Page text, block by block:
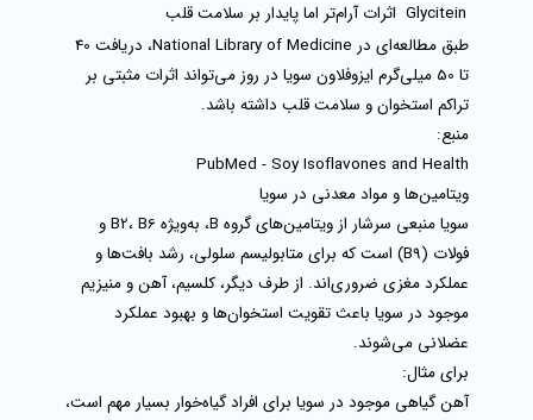
Glycitein اثرات آرام‌تر اما پایدار بر سلامت قلب
طبق مطالعه‌ای در National Library of Medicine
، دریافت 40
تا 50 میلی‌گرم ایزوفلاون سویا در روز می‌تواند اثرات مثبتی بر
تراکم استخوان و سلامت قلب داشته باشد.
منبع:
PubMed - Soy Isoflavones and Health
ویتامین‌ها و مواد معدنی در سویا
سویا منبعی سرشار از ویتامین‌های گروه B، به‌ویژه
B2، B6 و
فولات (B9)
است که برای متابولیسم سلولی، رشد بافت‌ها و
عملکرد مغزی ضروری‌اند. از طرف دیگر، کلسیم، آهن و منیزیم
موجود در سویا باعث تقویت استخوان‌ها و بهبود عملکرد
عضلانی می‌شوند.
برای مثال:
آهن گیاهی موجود در سویا برای افراد گیاه‌خوار بسیار مهم است،